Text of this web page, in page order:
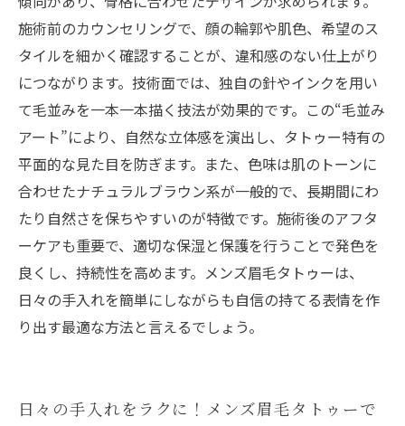
施術前のカウンセリングで、顔の輪郭や肌色、希望のス
タイルを細かく確認することが、違和感のない仕上がり
につながります。技術面では、独自の針やインクを用い
て毛並みを一本一本描く技法が効果的です。この“毛並み
アート”により、自然な立体感を演出し、タトゥー特有の
平面的な見た目を防ぎます。また、色味は肌のトーンに
合わせたナチュラルブラウン系が一般的で、長期間にわ
たり自然さを保ちやすいのが特徴です。施術後のアフタ
ーケアも重要で、適切な保湿と保護を行うことで発色を
良くし、持続性を高めます。メンズ眉毛タトゥーは、
日々の手入れを簡単にしながらも自信の持てる表情を作
り出す最適な方法と言えるでしょう。
日々の手入れをラクに！メンズ眉毛タトゥーで